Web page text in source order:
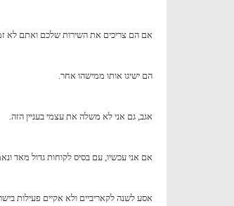
אם הם צריכים את השירות שלכם ואתם לא
הם ישיגו אותו ממישהו אחר.
אגב, גם אני לא משלה את עצמי בעניין הזה.
אם אני עכשיו, עם בסיס לקוחות גדול מאד
אסע לשנה לקאריביים ולא אקיים פעילות